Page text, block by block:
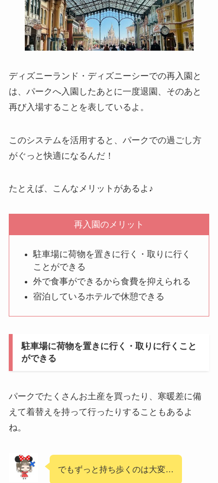
ディズニーランド・ディズニーシーでの再入園と
は、パークへ入園したあとに一度退園、そのあと
再び入場することを表しているよ。
このシステムを活用すると、パークでの過ごし方
がぐっと快適になるんだ！
たとえば、こんなメリットがあるよ♪
再入園のメリット
駐車場に荷物を置きに行く・取りに行く
ことができる
外で食事ができるから食費を抑えられる
宿泊しているホテルで休憩できる
駐車場に荷物を置きに行く・取りに行くこと
ができる
パークでたくさんお土産を買ったり、寒暖差に備
えて着替えを持って行ったりすることもあるよ
ね。
でもずっと持ち歩くのは大変…